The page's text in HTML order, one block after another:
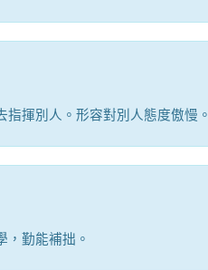
揮別人。形容對別人態度傲慢。
勤能補拙。